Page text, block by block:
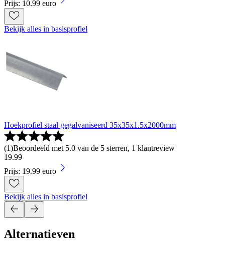
Prijs: 10.99 euro
Bekijk alles in basisprofiel
Hoekprofiel staal gegalvaniseerd 35x35x1.5x2000mm
(1)Beoordeeld met 5.0 van de 5 sterren, 1 klantreview
19.99
Prijs: 19.99 euro
Bekijk alles in basisprofiel
Alternatieven